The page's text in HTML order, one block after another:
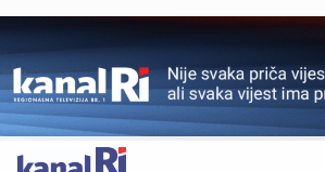
OGLAS